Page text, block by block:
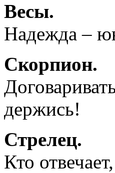
Весы.
Надежда –
Скорпион.
держись!
Стрелец.
Кто